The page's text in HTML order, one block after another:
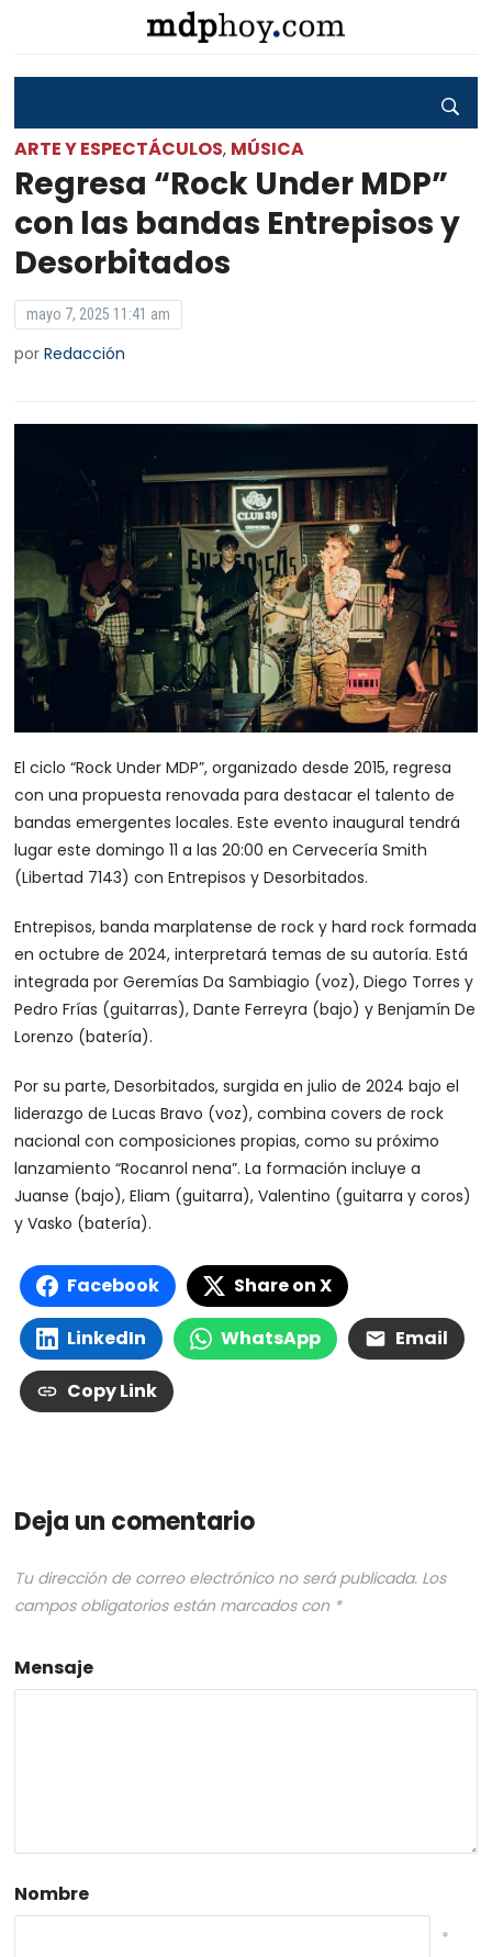
ARTE Y ESPECTÁCULOS, MÚSICA
Regresa “Rock Under MDP”
con las bandas Entrepisos y
Desorbitados
mayo 7, 2025 11:41 am
porRedacción
El ciclo “Rock Under MDP”, organizado desde 2015, regresa
con una propuesta renovada para destacar el talento de
bandas emergentes locales. Este evento inaugural tendrá
lugar este domingo 11 a las 20:00 en Cervecería Smith
(Libertad 7143) con Entrepisos y Desorbitados.
Entrepisos, banda marplatense de rock y hard rock formada
en octubre de 2024, interpretará temas de su autoría. Está
integrada por Geremías Da Sambiagio (voz), Diego Torres y
Pedro Frías (guitarras), Dante Ferreyra (bajo) y Benjamín De
Lorenzo (batería).
Por su parte, Desorbitados, surgida en julio de 2024 bajo el
liderazgo de Lucas Bravo (voz), combina covers de rock
nacional con composiciones propias, como su próximo
lanzamiento “Rocanrol nena”. La formación incluye a
Juanse (bajo), Eliam (guitarra), Valentino (guitarra y coros)
y Vasko (batería).
Facebook Share on X
LinkedIn WhatsApp Email
Copy Link
Deja un comentario
Tu dirección de correo electrónico no será publicada. Los
campos obligatorios están marcados con *
Mensaje
Nombre
*